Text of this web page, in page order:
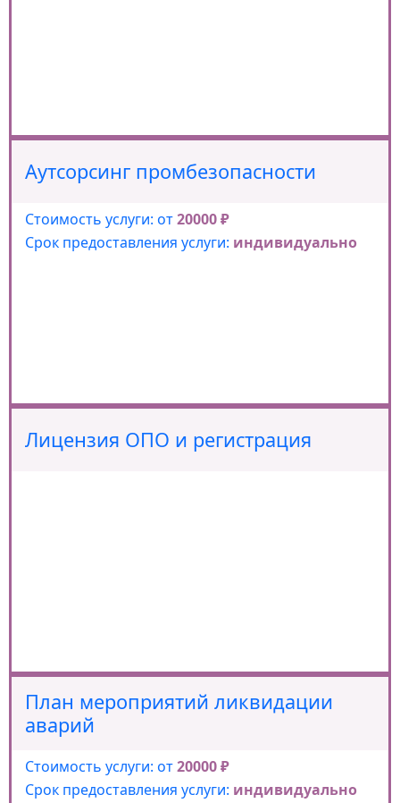
Аутсорсинг промбезопасности
Стоимость услуги: от20000 ₽
Срок предоставления услуги: индивидуально
Лицензия ОПО и регистрация
План мероприятий ликвидации
аварий
Стоимость услуги: от20000 ₽
Срок предоставления услуги: индивидуально